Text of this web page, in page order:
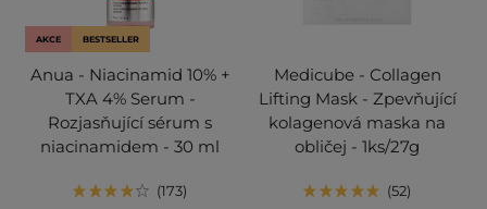
AKCE BESTSELLER
Anua - Niacinamid 10% +
TXA 4% Serum -
Rozjasňující sérum s
niacinamidem - 30 ml
173
Medicube - Collagen
Lifting Mask - Zpevňující
kolagenová maska na
obličej - 1ks/27g
52